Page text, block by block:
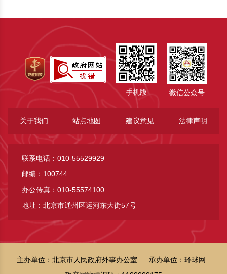
手机版 微信公众号
关于我们 站点地图 建议意见 法律声明
联系电话：010-55529929
邮编：100744
办公传真：010-55574100
地址：北京市通州区运河东大街57号
主办单位：北京市人民政府外事办公室
承办单位：环球网